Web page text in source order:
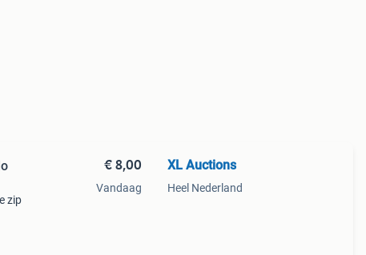
zip
€ 8,00
Vandaag
XL Auctions
Heel Nederland